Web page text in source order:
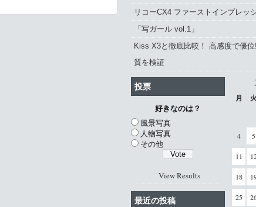
リコーCX4 ファーストインプレッ
「写ガール vol.1」
Kiss X3と徹底比較！ 高感度で優
質を検証
月 火
4 5
11
18
25
投票
好きなのは？
風景写真
人物写真
その他
View Results
最近の投稿